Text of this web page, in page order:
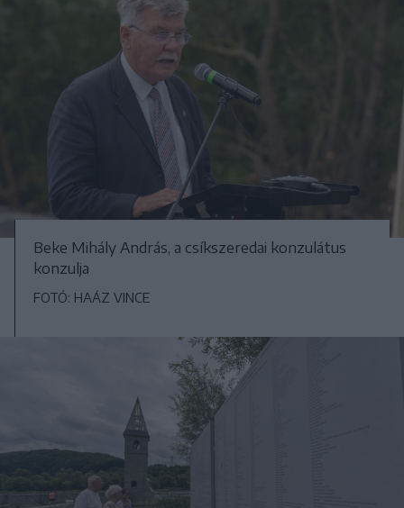
Beke Mihály András, a csíkszeredai konzulátus
konzulja
FOTÓ: HAÁZ VINCE